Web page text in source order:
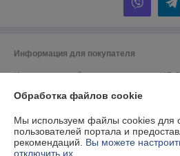
Информация для покупателя
Индивидуальный предприниматель:ИП
г. Минск, ул. Гая, дом 20, кв. 3
Регистрационный номер ЕГР: 190153422
УНП: 190153422
Обработка файлов cookie
Мы используем файлы cookies для
пользователей портала и
рекомендаций. Вы можете
отключить их.